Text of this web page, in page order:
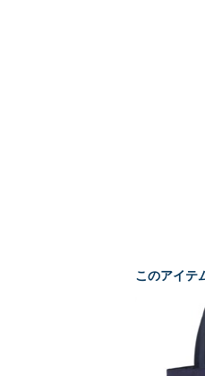
このアイテ